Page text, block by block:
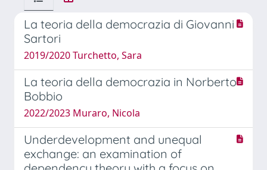
La teoria della democrazia di Giovanni
Sartori
2019/2020 Turchetto, Sara
La teoria della democrazia in Norberto
Bobbio
2022/2023 Muraro, Nicola
Underdevelopment and unequal
exchange: an examination of